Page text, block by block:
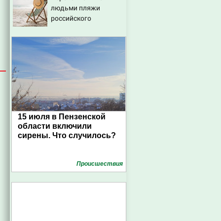
людьми пляжи
российского
сняли на видео
15 июля в Пензенской
области включили
сирены. Что случилось?
Проиcшествия